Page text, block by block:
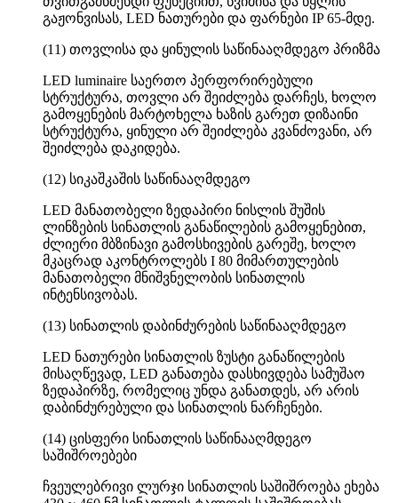
გაჟონვისას, LED ნათურები და ფარნები IP 65-მდე.
(11) თოვლისა და ყინულის საწინააღმდეგო პრიზმა
LED luminaire საერთო პერფორირებული
სტრუქტურა, თოვლი არ შეიძლება დარჩეს, ხოლო
გამოყენების მარტოხელა ხაზის გარეთ დიზაინი
სტრუქტურა, ყინული არ შეიძლება კვანძოვანი, არ
შეიძლება დაკიდება.
(12) სიკაშკაშის საწინააღმდეგო
LED მანათობელი ზედაპირი ნისლის შუშის
ლინზების სინათლის განაწილების გამოყენებით,
ძლიერი მბზინავი გამოსხივების გარეშე, ხოლო
მკაცრად აკონტროლებს I 80 მიმართულების
მანათობელი მნიშვნელობის სინათლის
ინტენსივობას.
(13) სინათლის დაბინძურების საწინააღმდეგო
LED ნათურები სინათლის ზუსტი განაწილების
მისაღწევად, LED განათება დასხივდება სამუშაო
ზედაპირზე, რომელიც უნდა განათდეს, არ არის
დაბინძურებული და სინათლის ნარჩენები.
(14) ცისფერი სინათლის საწინააღმდეგო
საშიშროებები
ჩვეულებრივი ლურჯი სინათლის საშიშროება ეხება